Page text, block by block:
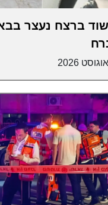
ברצח נעצר